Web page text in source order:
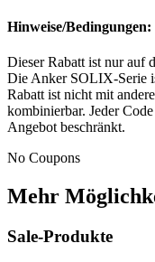
Hinweise/Bedingungen:
Dieser Rabatt ist nur auf
Die Anker SOLIX-Serie
Rabatt ist nicht mit
kombinierbar. Jeder
Angebot beschränkt.
No Coupons
Mehr
Sale-Produkte